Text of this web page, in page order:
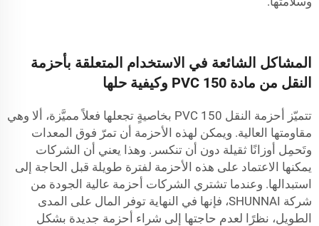
المشاكل الشائعة في الاستخدام المتعلقة بأحزمة
النقل من مادة PVC 150 وكيفية حلها
تتميّز أحزمة النقل PVC 150 بخاصيةٍ تجعلها فعلاً مميَّزة، ألا وهي
مقاومتها العالية. ويمكن لهذه الأحزمة أن تمرّ فوق المعدات
وتَحمِل أوزانًا ثقيلة دون أن تنكسر. وهذا يعني أن الشركات
يمكنها الاعتماد على هذه الأحزمة لفترة طويلة قبل الحاجة إلى
استبدالها. وعندما تشتري الشركات أحزمة عالية الجودة من
شركة SHUNNAI، فإنها في النهاية توفر المال على المدى
الطويل، نظرًا لعدم حاجتها إلى شراء أحزمة جديدة بشكل